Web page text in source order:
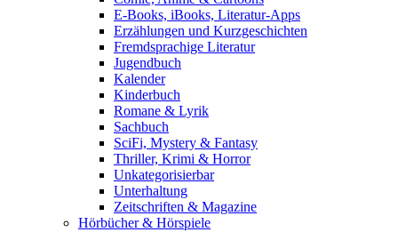
E-Books, iBooks, Literatur-Apps
Erzählungen und Kurzgeschichten
Fremdsprachige Literatur
Jugendbuch
Kalender
Kinderbuch
Romane & Lyrik
Sachbuch
SciFi, Mystery & Fantasy
Thriller, Krimi & Horror
Unkategorisierbar
Unterhaltung
Zeitschriften & Magazine
Hörbücher & Hörspiele